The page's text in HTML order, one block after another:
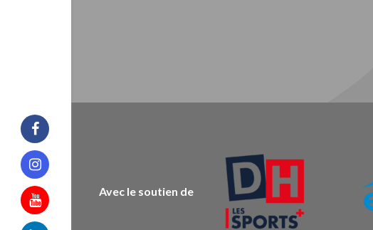
Facebook
Instagram
Youtube
Avec le soutien de